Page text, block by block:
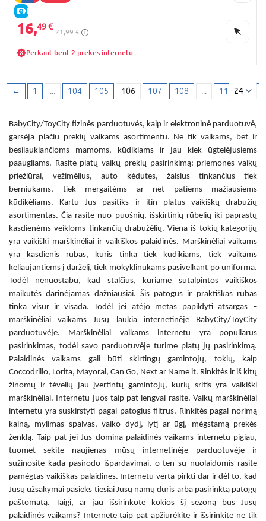
E-KAINA
16,49 €
21,99 €
Perkant bent 2 prekes internetu
← 1 ... 104 105 106 107 108 ... 117 →
24
BabyCity/ToyCity fizinės parduotuvės, kaip ir elektroninė parduotuvė,
garsėja plačiu prekių vaikams asortimentu. Ne tik vaikams, bet ir
besilaukiančioms mamoms, kūdikiams ir jau kiek ūgtelėjusiems
paaugliams. Rasite platų vaikų prekių pasirinkimą: priemones vaikų
priežiūrai, vežimėlius, auto kėdutes, žaislus tinkančius tiek
berniukams, tiek mergaitėms ar net patiems mažiausiems
kūdikėliams. Kartu Jus pasitiks ir itin platus vaikiškų drabužių
asortimentas. Čia rasite nuo puošnių, išskirtinių rūbelių iki paprastų
kasdienėms veikloms tinkančių drabužėlių. Viena iš tokių kategorijų
yravaikiški marškinėliaiir vaikiškos palaidinės. Marškinėliai vaikams
yra kasdienis rūbas, kuris tinka tiek kūdikiams, tiek vaikams
keliaujantiems į darželį, tiek mokyklinukams pasivelkant po uniforma.
Todėl nenuostabu, kad stalčius, kuriame sutalpintos vaikiškos
maikutės darinėjamas dažniausiai. Šis patogus ir praktiškas rūbas
tinka visur ir visada. Todėl jei atėjo metas papildyti atsargas –
marškinėliai vaikams Jūsų laukia internetinėje BabyCity/ToyCity
parduotuvėje.
Marškinėliai vaikams internetu yra populiarus
pasirinkimas, todėl savo parduotuvėje turime platų jų pasirinkimą.
Palaidinės vaikams gali būti skirtingų gamintojų, tokių, kaip
Coccodrillo, Lorita, Mayoral, Can Go, Next ar Name it. Rinkitės ir iš kitų
žinomų ir tėvelių jau įvertintų gamintojų, kurių sritis yra vaikiški
marškinėliai. Internetu juos taip pat lengvai rasite. Vaikų marškinėliai
internetu yra suskirstyti pagal patogius filtrus. Rinkitės pagal norimą
kainą, mylimas spalvas, vaiko dydį, lytį ar ūgį, mėgstamą prekės
ženklą. Taip pat jei Jus domina palaidinės vaikams internetu pigiau,
tuomet sekite naujienas mūsų internetinėje parduotuvėje ir
sužinosite kada pasirodo išpardavimai, o ten su nuolaidomis rasite
pamėgtas vaikiškas palaidines. Internetu verta pirkti dar ir dėl to, kad
Jūsų užsakymai pasieks tiesiai Jūsų namų duris arba pasirinktą patogų
paštomatą. Taigi, ar jau išsirinkote kokios šį sezoną bus Jūsų
palaidinės vaikams? Internetetaip pat apžiūrėkite ir išsirinkite ne tik